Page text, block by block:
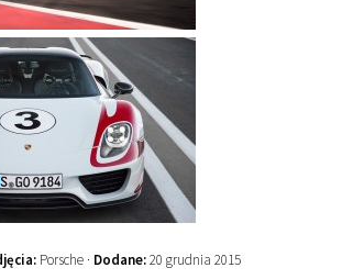
Porsche · Dodane:20 grudnia 2015